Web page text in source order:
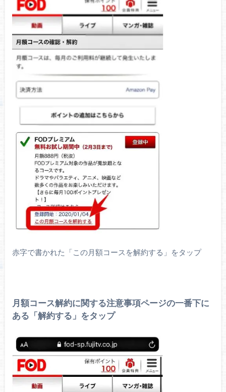
赤字で書かれた「この月額コースを解約する」をタップ
月額コース解約に関する注意事項ページの一番下に
ある「解約する」をタップ